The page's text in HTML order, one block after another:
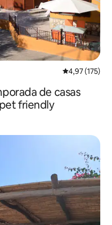
4,97 de uma
4,97 (175)
de casas
friendly